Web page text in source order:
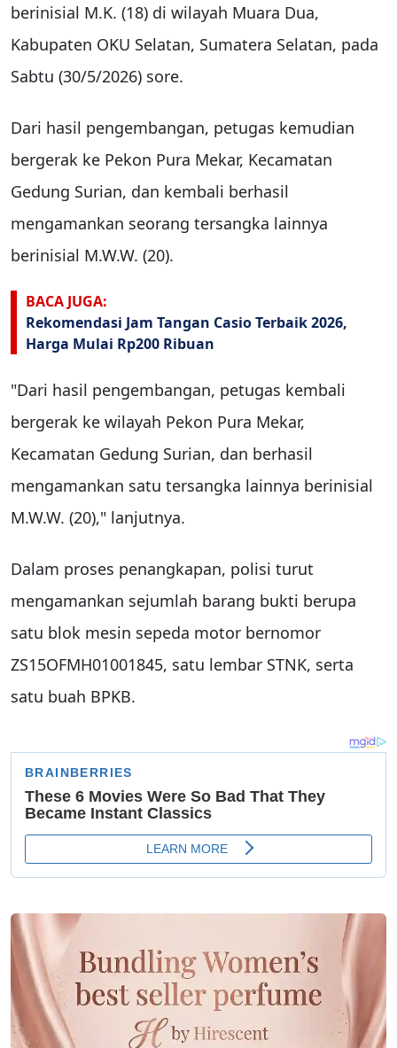
berinisial M.K. (18) di wilayah Muara Dua,
Kabupaten OKU Selatan, Sumatera Selatan, pada
Sabtu (30/5/2026) sore.
Dari hasil pengembangan, petugas kemudian
bergerak ke Pekon Pura Mekar, Kecamatan
Gedung Surian, dan kembali berhasil
mengamankan seorang tersangka lainnya
berinisial M.W.W. (20).
BACA JUGA:
Rekomendasi Jam Tangan Casio Terbaik 2026,
Harga Mulai Rp200 Ribuan
"Dari hasil pengembangan, petugas kembali
bergerak ke wilayah Pekon Pura Mekar,
Kecamatan Gedung Surian, dan berhasil
mengamankan satu tersangka lainnya berinisial
M.W.W. (20)," lanjutnya.
Dalam proses penangkapan, polisi turut
mengamankan sejumlah barang bukti berupa
satu blok mesin sepeda motor bernomor
ZS15OFMH01001845, satu lembar STNK, serta
satu buah BPKB.